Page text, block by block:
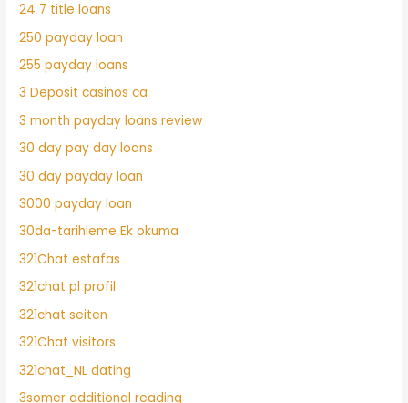
24 7 title loans
250 payday loan
255 payday loans
3 Deposit casinos ca
3 month payday loans review
30 day pay day loans
30 day payday loan
3000 payday loan
30da-tarihleme Ek okuma
321Chat estafas
321chat pl profil
321chat seiten
321Chat visitors
321chat_NL dating
3somer additional reading